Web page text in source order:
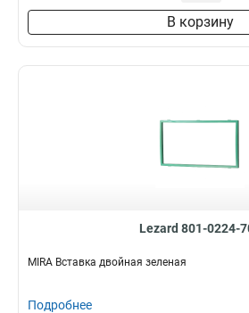
В корзину
Lezard 801-0224-
MIRA Вставка двойная зеленая
Подробнее